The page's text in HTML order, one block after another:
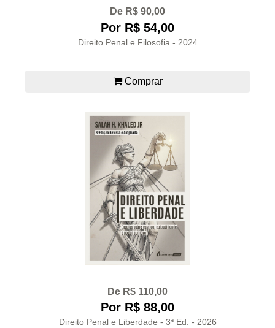
De R$ 90,00
Por R$ 54,00
Direito Penal e Filosofia - 2024
Comprar
De R$ 110,00
Por R$ 88,00
Direito Penal e Liberdade - 3ª Ed. - 2026